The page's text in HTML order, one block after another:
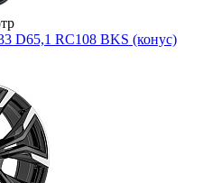
D65,1 RC108 BKS (конус)